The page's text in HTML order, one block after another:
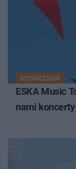
WYDARZENIA
ESKA Music
nami